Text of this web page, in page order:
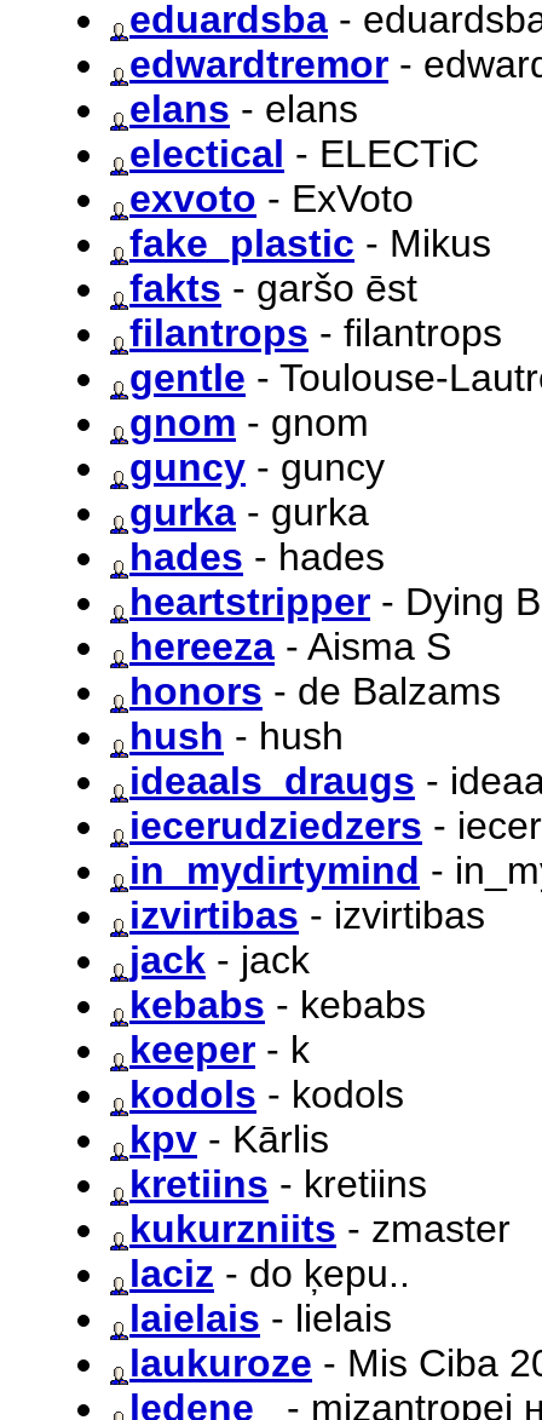
eduardsba -
edwardtremor -
elans - elans
electical - ELECTiC
exvoto - ExVoto
fake_plastic - Mikus
fakts - garšo ēst
filantrops - filantrops
gentle - Toulouse-
gnom - gnom
guncy - guncy
gurka - gurka
hades - hades
heartstripper - Dying
hereeza - Aisma S
honors - de Balzams
hush - hush
ideaals_draugs -
iecerudziedzers -
in_mydirtymind -
izvirtibas - izvirtibas
jack - jack
kebabs - kebabs
keeper - k
kodols - kodols
kpv - Kārlis
kretiins - kretiins
kukurzniits - zmaster
laciz - do ķepu..
laielais - lielais
laukuroze - Mis Ciba
ledene_
- mizantropei